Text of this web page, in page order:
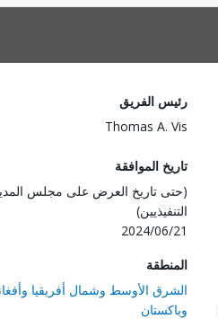
رئيس الفريق
Thomas A. Vis
تاريخ الموافقة
(حتى تاريخ العرض على مجلس
التنفيذيين)
2024/06/21
المنطقة
الشرق الأوسط وشمال أفريقيا
وباكستان